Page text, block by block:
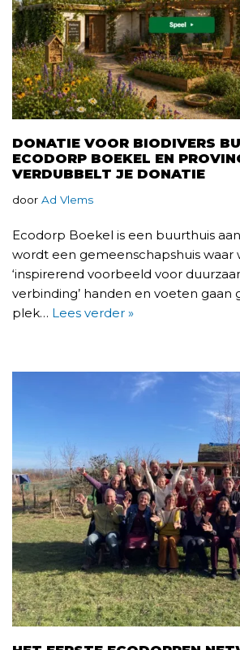
DONATIE VOOR BIODIVERS
ECODORP BOEKEL EN
VERDUBBELT JE DONATIE
door Ad Vlems
Ecodorp Boekel is een buurthuis
wordt een gemeenschapshuis waar
‘inspirerend voorbeeld voor
verbinding’ handen en voeten gaan
plek… Lees verder »